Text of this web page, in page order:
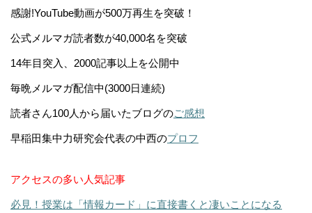
感謝!YouTube動画が500万再生を突破！
公式メルマガ読者数が40,000名を突破
14年目突入、2000記事以上を公開中
毎晩メルマガ配信中(3000日連続)
読者さん100人から届いたブログのご感想
早稲田集中力研究会代表の中西のプロフ
アクセスの多い人気記事
必見！授業は「情報カード」に直接書くと凄いことになる